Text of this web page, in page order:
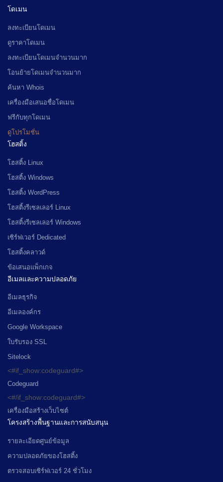
โดเมน
ลงทะเบียนโดเมน
ดูราคาโดเมน
ลงทะเบียนโดเมนจำนวนมาก
โอนย้ายโดเมนจำนวนมาก
ค้นหา Whois
เครื่องมือเสนอชื่อโดเมน
ฟรีกับทุกโดเมน
ดูโปรโมชั่น
โฮสติ้ง
โฮสติ้ง Linux
โฮสติ้ง Windows
โฮสติ้ง WordPress
โฮสติ้งรีเซลเลอร์ Linux
โฮสติ้งรีเซลเลอร์ Windows
เซิร์ฟเวอร์ Dedicated
โฮสติ้งคลาวด์
ข้อเสนอแพ็กเกจ
อีเมลและความปลอดภัย
อีเมลธุรกิจ
อีเมลองค์กร
Google Workspace
ใบรับรอง SSL
Sitelock
<#if_show:codeguard#>
Codeguard
<#/if_show:codeguard#>
เครื่องมือสร้างเว็บไซต์
โครงสร้างพื้นฐานและการสนับสนุน
รายละเอียดศูนย์ข้อมูล
ความปลอดภัยของโฮสติ้ง
ตรวจสอบเซิร์ฟเวอร์ 24 ชั่วโมง